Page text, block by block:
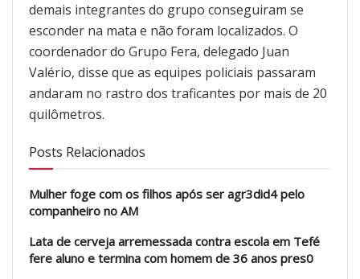
demais integrantes do grupo conseguiram se
esconder na mata e não foram localizados. O
coordenador do Grupo Fera, delegado Juan
Valério, disse que as equipes policiais passaram
andaram no rastro dos traficantes por mais de 20
quilômetros.
Posts Relacionados
Mulher foge com os filhos após ser agr3did4 pelo
companheiro no AM
Lata de cerveja arremessada contra escola em Tefé
fere aluno e termina com homem de 36 anos pres0